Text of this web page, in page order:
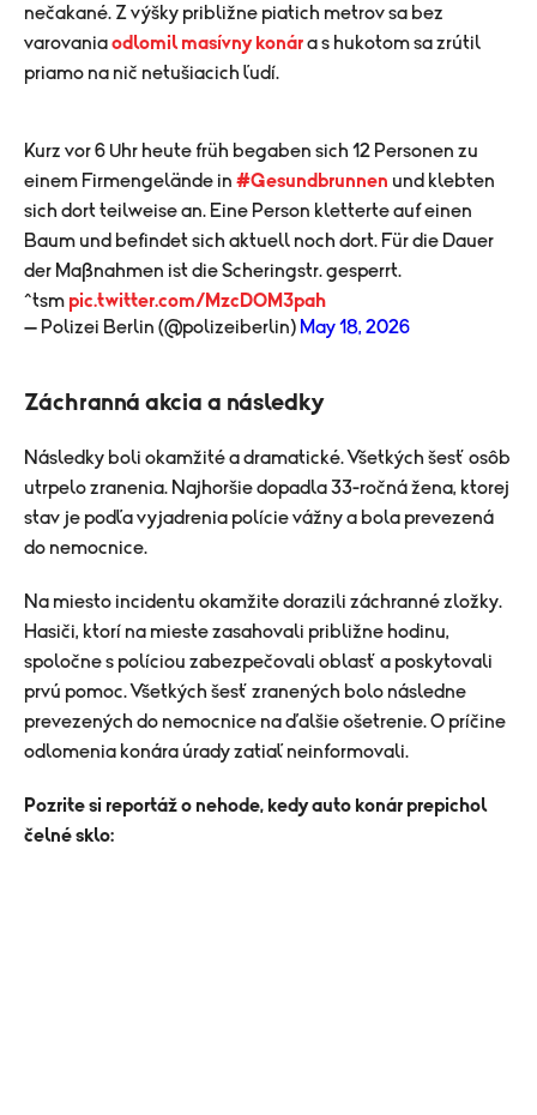
nečakané. Z výšky približne piatich metrov sa bez
varovaniaodlomil masívny konára s hukotom sa zrútil
priamo na nič netušiacich ľudí.
Kurz vor 6 Uhr heute früh begaben sich 12 Personen zu
einem Firmengelände in #Gesundbrunnen und klebten
sich dort teilweise an. Eine Person kletterte auf einen
Baum und befindet sich aktuell noch dort. Für die Dauer
der Maßnahmen ist die Scheringstr. gesperrt.
^tsm pic.twitter.com/MzcDOM3pah
— Polizei Berlin (@polizeiberlin) May 18, 2026
Záchranná akcia a následky
Následky boli okamžité a dramatické. Všetkých šesť osôb
utrpelo zranenia. Najhoršie dopadla 33-ročná žena, ktorej
stav je podľa vyjadrenia polície vážny a bola prevezená
do nemocnice.
Na miesto incidentu okamžite dorazili záchranné zložky.
Hasiči, ktorí na mieste zasahovali približne hodinu,
spoločne s políciou zabezpečovali oblasť a poskytovali
prvú pomoc. Všetkých šesť zranených bolo následne
prevezených do nemocnice na ďalšie ošetrenie. O príčine
odlomenia konára úrady zatiaľ neinformovali.
Pozrite si reportáž o nehode, kedy auto konár prepichol
čelné sklo: